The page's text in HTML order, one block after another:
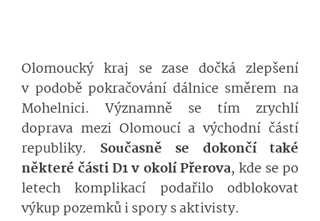
Olomoucký kraj se zase dočká zlepšení
v podobě pokračování dálnice směrem na
Mohelnici. Významně se tím zrychlí
doprava mezi Olomoucí a východní částí
republiky. Současně se dokončí také
některé části D1 v okolí Přerova, kde se po
letech komplikací podařilo odblokovat
výkup pozemků i spory s aktivisty.